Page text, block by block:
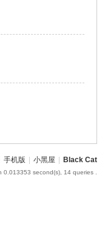
手机版 | 小黑屋 | Black Cat
0.013353 second(s), 14 queries .